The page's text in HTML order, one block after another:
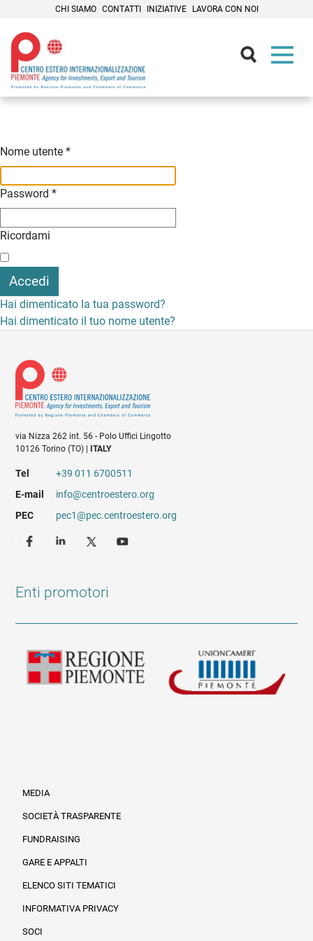
CHI SIAMO CONTATTI INIZIATIVE LAVORA CON NOI
Nome utente *
Password *
Ricordami
Accedi
Hai dimenticato la tua password?
Hai dimenticato il tuo nome utente?
via Nizza 262 int. 56 - Polo Uffici Lingotto
10126 Torino (TO) |
ITALY
Tel
+39 011 6700511
E-mail
info@centroestero.org
PEC
pec1@pec.centroestero.org
Enti promotori
MEDIA
SOCIETÀ TRASPARENTE
FUNDRAISING
GARE E APPALTI
ELENCO SITI TEMATICI
INFORMATIVA PRIVACY
SOCI